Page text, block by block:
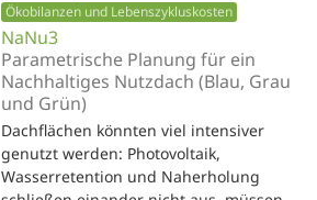
Ökobilanzen und Lebenszykluskosten
NaNu3
Parametrische Planung für ein
Nachhaltiges Nutzdach (Blau, Grau
und Grün)
Dachflächen könnten viel intensiver
genutzt werden: Photovoltaik,
Wasserretention und Naherholung